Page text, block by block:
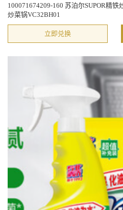
100071674209-160 苏泊尔SUPOR精
炒菜锅VC32BH01
立即兑换